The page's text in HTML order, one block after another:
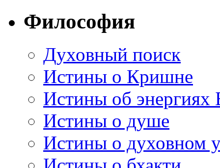
Философия
Духовный поиск
Истины о Кришне
Истины об энергиях
Истины о душе
Истины о духовном